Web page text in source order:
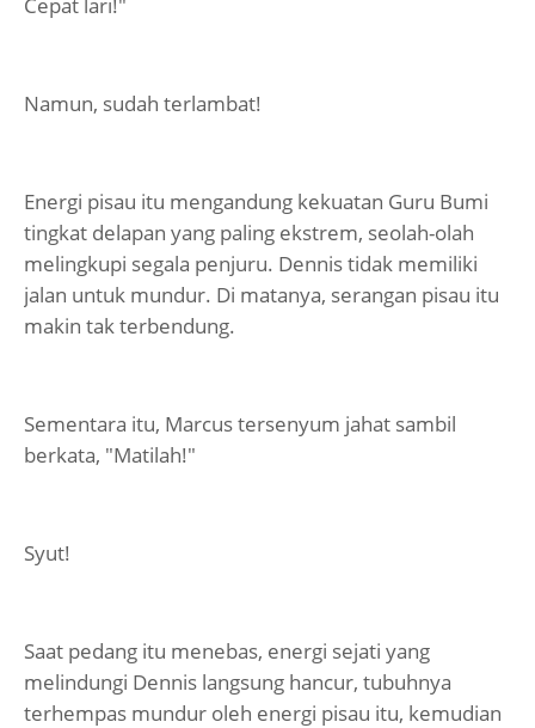
Namun, sudah terlambat!
Energi pisau itu mengandung kekuatan Guru Bumi
tingkat delapan yang paling ekstrem, seolah-olah
melingkupi segala penjuru. Dennis tidak memiliki
jalan untuk mundur. Di matanya, serangan pisau itu
makin tak terbendung.
Sementara itu, Marcus tersenyum jahat sambil
berkata, "Matilah!"
Syut!
Saat pedang itu menebas, energi sejati yang
melindungi Dennis langsung hancur, tubuhnya
terhempas mundur oleh energi pisau itu, kemudian